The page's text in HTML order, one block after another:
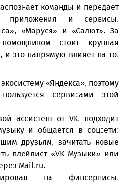
команды и передает
приложения и сервисы.
«Маруся» и «Салют». За
стоит крупная
и это напрямую влияет на то,
«Яндекса», поэтому
сервисами этой
ассистент от VK, подходит
и общается в соцсети:
друзьям, зачитать новые
плейлист «VK Музыки» или
Mail.ru.
на финсервисы,